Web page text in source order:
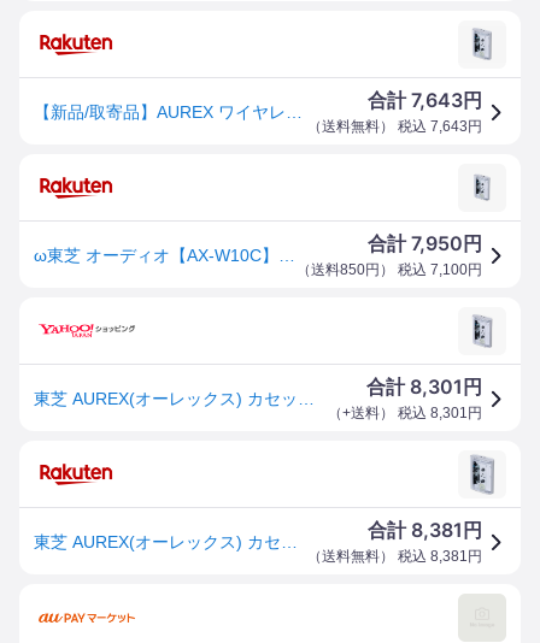
合計7,643円
（送料無料） 税込 7,643 円
合計7,950 円
（送料850円 ） 税込 7,100円
合計 8,301 円
（+送料） 税込 8,301 円
合計 8,381 円
（送料無料） 税込 8,381 円